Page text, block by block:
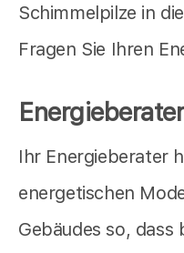
Schimmelpilze in
Fragen Sie Ihren
Ihr Energieberater
energetischen
Gebäudes so, dass